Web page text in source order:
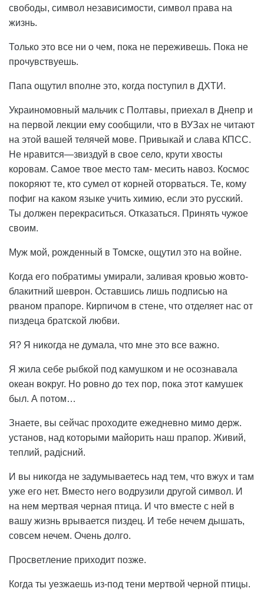
свободы, символ независимости, символ права на
жизнь.
Только это все ни о чем, пока не переживешь. Пока не
прочувствуешь.
Папа ощутил вполне это, когда поступил в ДХТИ.
Украиномовный мальчик с Полтавы, приехал в Днепр и
на первой лекции ему сообщили, что в ВУЗах не читают
на этой вашей телячей мове. Привыкай и слава КПСС.
Не нравится—звиздуй в свое село, крути хвосты
коровам. Самое твое место там- месить навоз. Космос
покоряют те, кто сумел от корней оторваться. Те, кому
пофиг на каком языке учить химию, если это русский.
Ты должен перекраситься. Отказаться. Принять чужое
своим.
Муж мой, рожденный в Томске, ощутил это на войне.
Когда его побратимы умирали, заливая кровью жовто-
блакитний шеврон. Оставшись лишь подписью на
рваном прапоре. Кирпичом в стене, что отделяет нас от
пиздеца братской любви.
Я? Я никогда не думала, что мне это все важно.
Я жила себе рыбкой под камушком и не осознавала
океан вокруг. Но ровно до тех пор, пока этот камушек
был. А потом…
Знаете, вы сейчас проходите ежедневно мимо держ.
установ, над которыми майорить наш прапор. Живий,
теплий, радісний.
И вы никогда не задумываетесь над тем, что вжух и там
уже его нет. Вместо него водрузили другой символ. И
на нем мертвая черная птица. И что вместе с ней в
вашу жизнь врывается пиздец. И тебе нечем дышать,
совсем нечем. Очень долго.
Просветление приходит позже.
Когда ты уезжаешь из-под тени мертвой черной птицы.